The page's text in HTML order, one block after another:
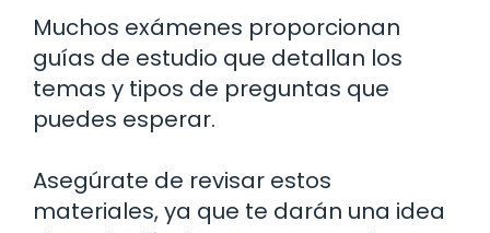
Muchos exámenes proporcionan
guías de estudio que detallan los
temas y tipos de preguntas que
puedes esperar.
Asegúrate de revisar estos
materiales, ya que te darán una idea